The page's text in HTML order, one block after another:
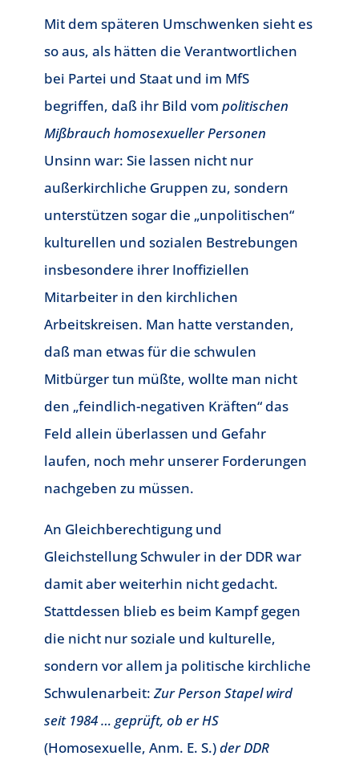
Mit dem späteren Umschwenken sieht es
so aus, als hätten die Verantwortlichen
bei Partei und Staat und im MfS
begriffen, daß ihr Bild vom politischen
Mißbrauch homosexueller Personen
Unsinn war: Sie lassen nicht nur
außerkirchliche Gruppen zu, sondern
unterstützen sogar die „unpolitischen“
kulturellen und sozialen Bestrebungen
insbesondere ihrer Inoffiziellen
Mitarbeiter in den kirchlichen
Arbeitskreisen. Man hatte verstanden,
daß man etwas für die schwulen
Mitbürger tun müßte, wollte man nicht
den „feindlich-negativen Kräften“ das
Feld allein überlassen und Gefahr
laufen, noch mehr unserer Forderungen
nachgeben zu müssen.
An Gleichberechtigung und
Gleichstellung Schwuler in der DDR war
damit aber weiterhin nicht gedacht.
Stattdessen blieb es beim Kampf gegen
die nicht nur soziale und kulturelle,
sondern vor allem ja politische kirchliche
Schwulenarbeit:Zur Person Stapel wird
seit 1984 … geprüft, ob er HS
(Homosexuelle, Anm. E. S.)der DDR